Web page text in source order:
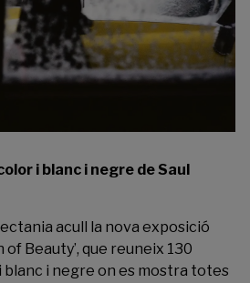
i blanc i negre de Saul
acull la nova exposició
of Beauty’, que reuneix 130
i negre on es mostra totes